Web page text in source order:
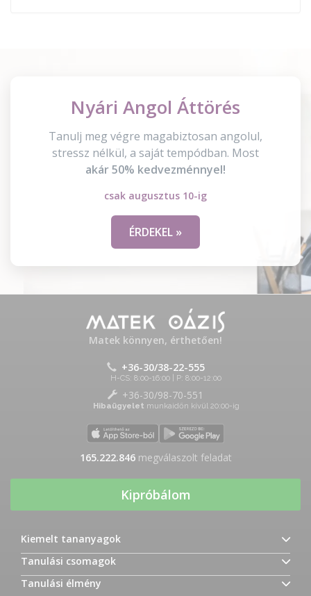
Nyári Angol Áttörés
Tanulj meg végre magabiztosan angolul,
stressz nélkül, a saját tempódban. Most
akár 50% kedvezménnyel!
csak augusztus 10-ig
ÉRDEKEL »
Matek könnyen, érthetően!
+36-30/38-22-555
H-CS: 8:00-16:00 | P: 8:00-12:00
+36-30/98-70-551
Hibaügyelet munkaidőn kívül 20:00-ig
165.222.846megválaszolt feladat
Kipróbálom
Kiemelt tananyagok
Tanulási csomagok
Tanulási élmény